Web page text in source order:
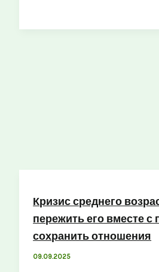
Кризис среднего
пережить его вместе с
сохранить отношения
09.09.2025